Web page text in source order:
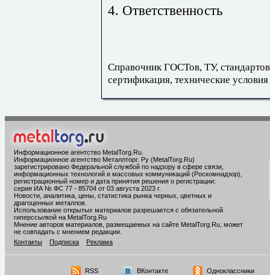
4. Ответственность
Справочник ГОСТов, ТУ,
сертификация, технические условия
Информационное агентство MetalTorg.Ru
Информационное агентство Металлторг. Ру (MetalTorg.Ru)
зарегистрировано Федеральной службой по надзору в сфере связи,
информационных технологий и массовых коммуникаций (Роскомнадзор),
регистрационный номер и дата принятия решения о регистрации:
серия ИА № ФС 77 - 85704 от 03 августа 2023 г.
Новости, аналитика, цены, статистика рынка черных, цветных и
драгоценных металлов.
Использование открытых материалов разрешается с обязательной
гиперссылкой на MetalTorg.Ru
Мнение авторов материалов, размещаемых на сайте MetalTorg.Ru, может
не совпадать с мнением редакции.
Контакты
Подписка Реклама
RSS ВКонтакте Одноклассники